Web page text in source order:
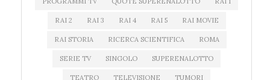
RAI 2 RAI 3 RAI 4 RAI 5 RAI MOVIE
RAI STORIA RICERCA SCIENTIFICA ROMA
SERIE TV SINGOLO SUPERENALOTTO
TEATRO TELEVISIONE TUMORI